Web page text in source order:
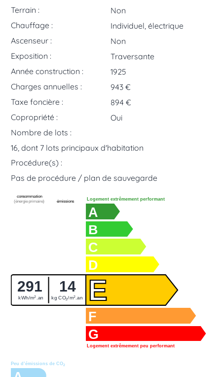
Terrain :
Non
Chauffage :
Individuel, électrique
Ascenseur :
Non
Exposition :
Traversante
Année construction :
1925
Charges annuelles :
943 €
Taxe foncière :
894 €
Copropriété :
Oui
Nombre de lots :
16, dont 7 lots principaux d'habitation
Procédure(s) :
Pas de procédure / plan de sauvegarde
(énergie primaire)
consommation
émissions Logement extrêmement performant
A
B
C
D
E
14
291
kWh/m2 .an kg CO2/m2.an
F
G
Logement extrêmement peu performant
Peu d’émissions de CO2